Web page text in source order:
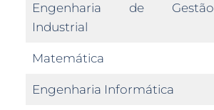
Engenharia de Gestão
Industrial
Matemática
Engenharia Informática